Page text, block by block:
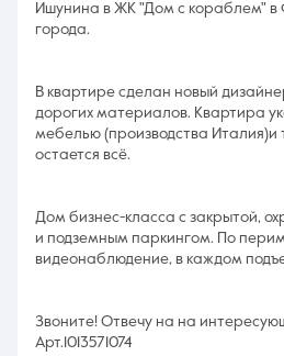
Ишунина в ЖК "Дом с кораблем"
города.
В квартире сделан новый
дорогих материалов. Квартира
мебелью (производства Италия)и
остается всё.
Дом бизнес-класса с закрытой,
и подземным паркингом. По
видеонаблюдение, в каждом
Звоните! Отвечу на на
Арт.1013571074